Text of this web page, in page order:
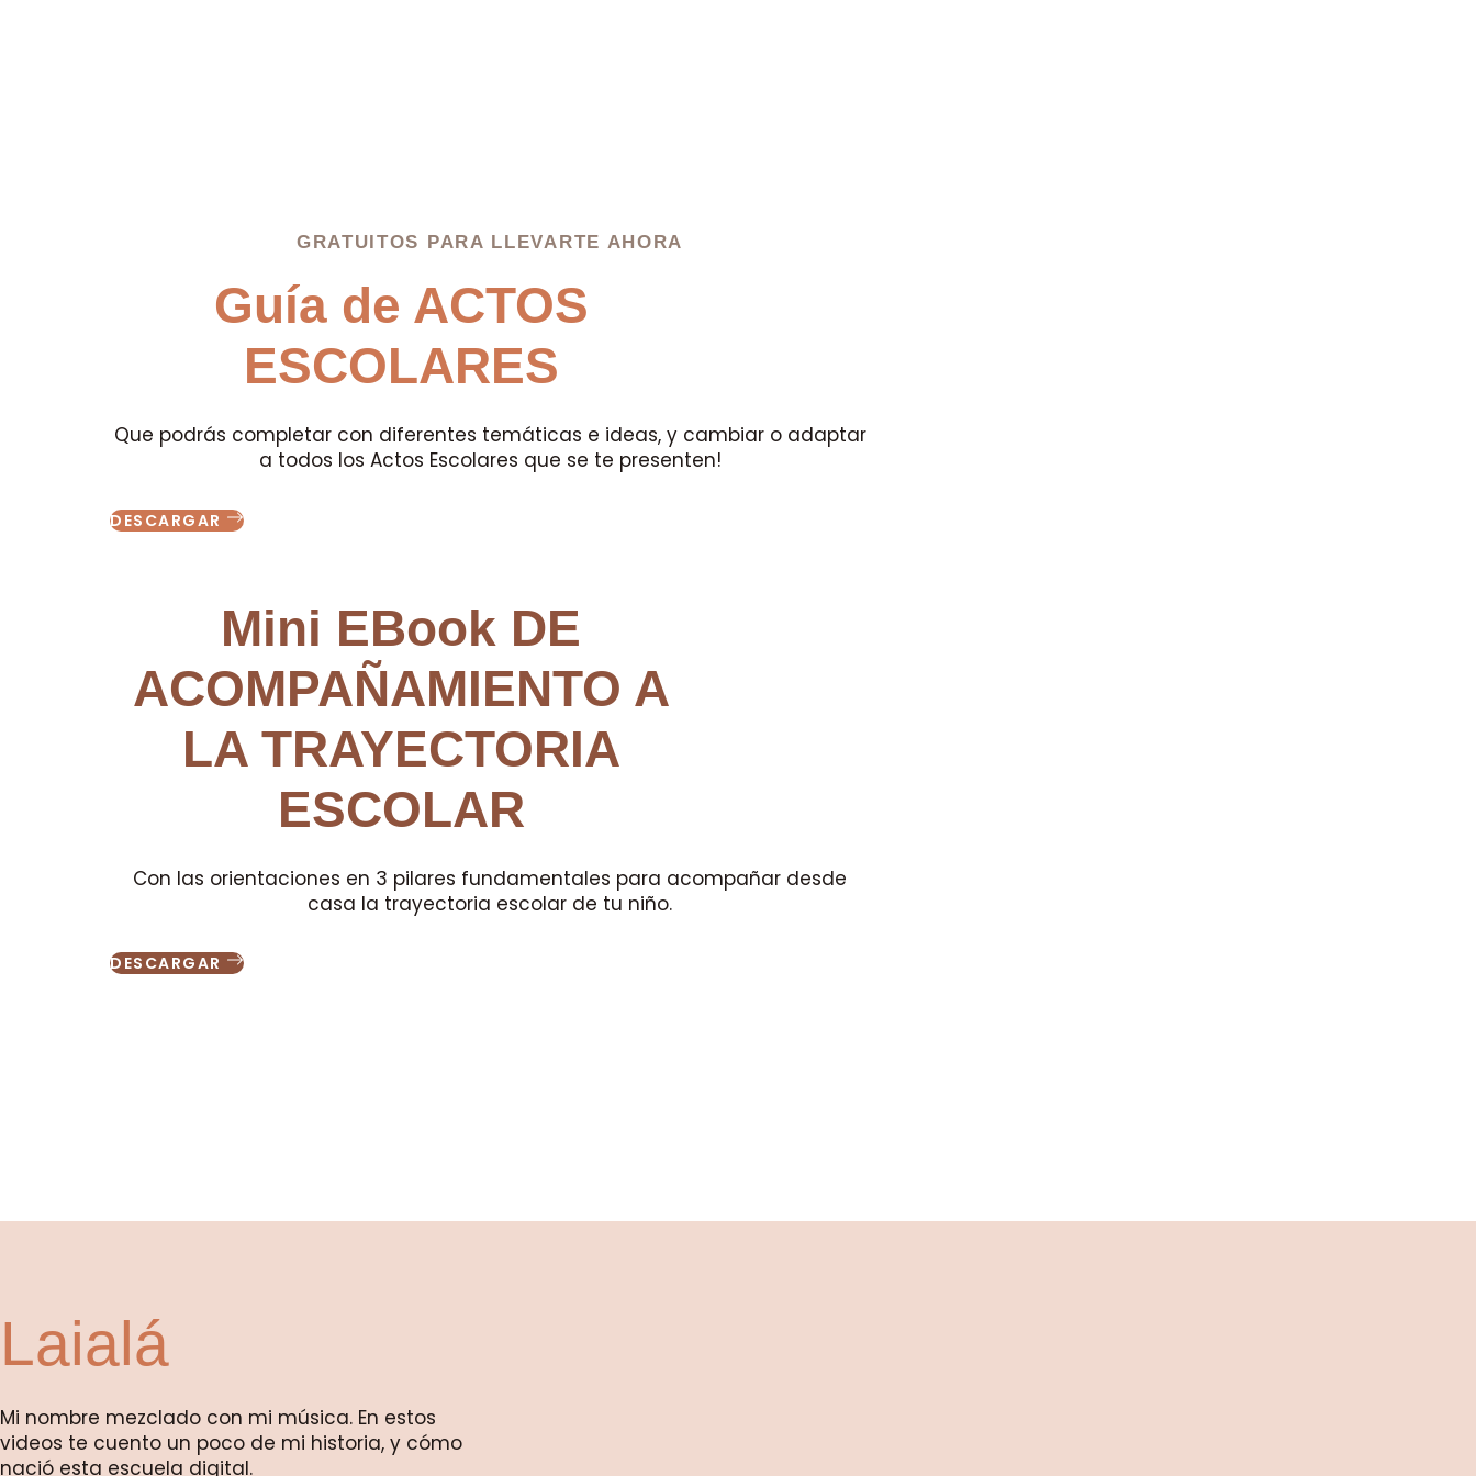
GRATUITOS PARA LLEVARTE AHORA
Guía de ACTOS
ESCOLARES
Que podrás completar con diferentes temáticas e ideas, y cambiar o adaptar
a todos los Actos Escolares que se te presenten!
DESCARGAR
Mini EBook DE
ACOMPAÑAMIENTO A
LA TRAYECTORIA
ESCOLAR
Con las orientaciones en 3 pilares fundamentales para acompañar desde
casa la trayectoria escolar de tu niño.
DESCARGAR
Laialá
Mi nombre mezclado con mi música. En estos
videos te cuento un poco de mi historia, y cómo
nació esta escuela digital.